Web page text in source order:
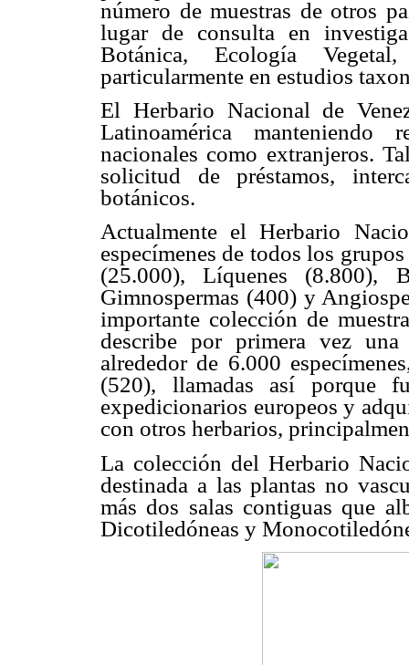
número de muestras de otros
lugar de consulta en
Botánica, Ecología
particularmente en estudios
El Herbario Nacional de
Latinoamérica
nacionales como extranjeros.
solicitud de préstamos,
botánicos.
Actualmente el Herbario
especímenes de todos los
(25.000), Líquenes (8.800),
Gimnospermas (400) y
importante colección de
describe por primera vez
alrededor de 6.000
(520), llamadas así porque
expedicionarios europeos y
con otros herbarios,
La colección del Herbario
destinada a las plantas no
más dos salas contiguas que
Dicotiledóneas y